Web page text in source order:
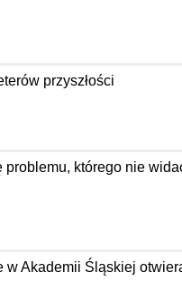
przyszłości
którego nie
w Akademii Śląskiej